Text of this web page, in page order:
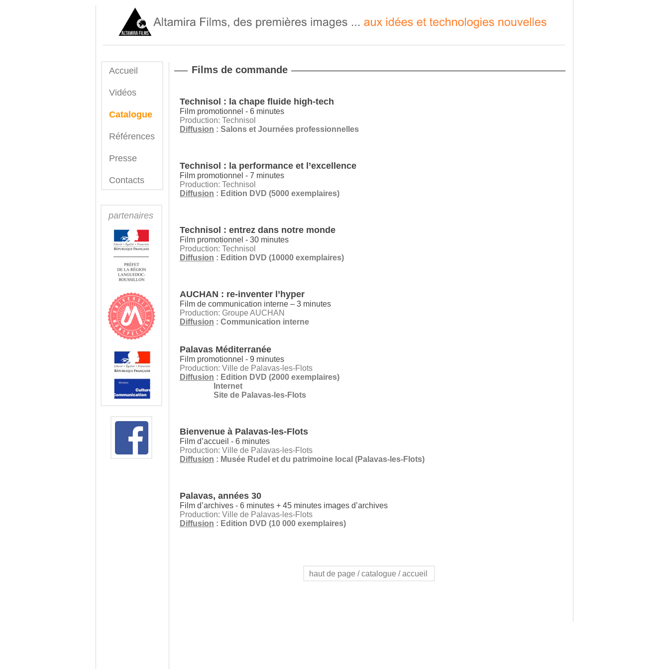
Films de commande
Technisol : la chape fluide high-tech
Film promotionnel - 6 minutes
Production: Technisol
Diffusion : Salons et Journées professionnelles
Technisol : la performance et l’excellence
Film promotionnel - 7 minutes
Production: Technisol
Diffusion : Edition DVD (5000 exemplaires)
Technisol : entrez dans notre monde
Film promotionnel - 30 minutes
Production: Technisol
Diffusion : Edition DVD (10000 exemplaires)
AUCHAN : re-inventer l’hyper
Film de communication interne – 3 minutes
Production: Groupe AUCHAN
Diffusion : Communication interne
Palavas Méditerranée
Film promotionnel - 9 minutes
Production: Ville de Palavas-les-Flots
Diffusion : Edition DVD (2000 exemplaires)
Internet
Site de Palavas-les-Flots
Bienvenue à Palavas-les-Flots
Film d’accueil - 6 minutes
Production: Ville de Palavas-les-Flots
Diffusion : Musée Rudel et du patrimoine local (Palavas-les-Flots)
Palavas, années 30
Film d’archives - 6 minutes + 45 minutes images d’archives
Production: Ville de Palavas-les-Flots
Diffusion : Edition DVD (10 000 exemplaires)
Accueil
Vidéos
Catalogue
Références
Presse
Contacts
haut de page /catalogue /accueil
partenaires